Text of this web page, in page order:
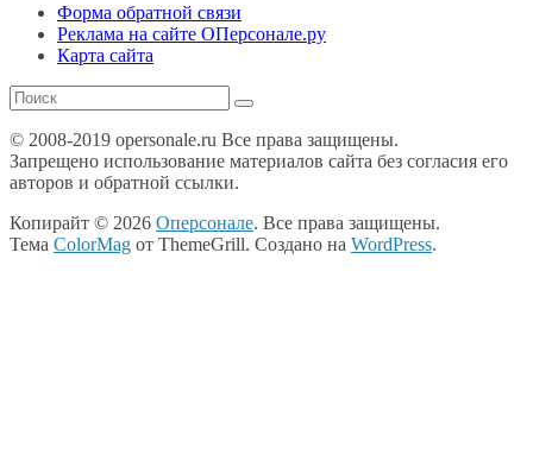
Форма обратной связи
Реклама на сайте ОПерсонале.ру
Карта сайта
© 2008-2019 opersonale.ru Все права защищены.
Запрещено использование материалов сайта без согласия его
авторов и обратной ссылки.
Копирайт © 2026 Оперсонале. Все права защищены.
Тема ColorMag от ThemeGrill. Создано на WordPress.